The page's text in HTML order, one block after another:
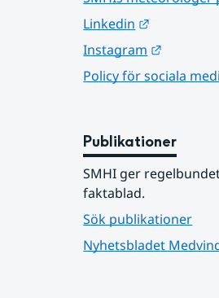
Linkedin
Instagram
Policy för sociala
Publikationer
SMHI ger
faktablad.
Sök publikationer
Nyhetsbladet